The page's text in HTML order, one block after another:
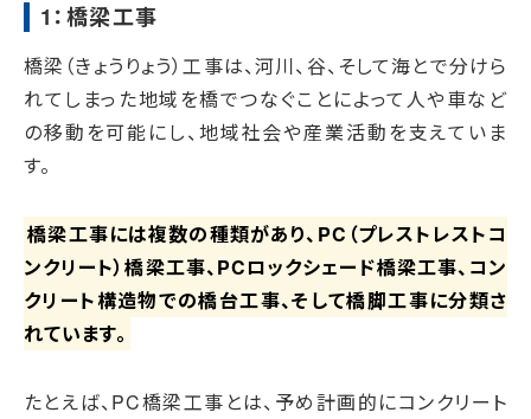
1：橋梁工事
橋梁（きょうりょう）工事は、河川、谷、そして海とで分けら
れてしまった地域を橋でつなぐことによって人や車など
の移動を可能にし、地域社会や産業活動を支えていま
す。
橋梁工事には複数の種類があり、PC（プレストレストコ
ンクリート）橋梁工事、PCロックシェード橋梁工事、コン
クリート構造物での橋台工事、そして橋脚工事に分類さ
れています。
たとえば、PC橋梁工事とは、予め計画的にコンクリート